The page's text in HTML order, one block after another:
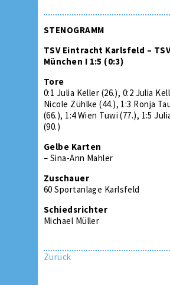
STENOGRAMM
TSV Eintracht Karlsfeld –
München I 1:5 (0:3)
Tore
0:1 Julia Keller (26.), 0:2 Julia
Nicole Zühlke (44.), 1:3 Ronja
(66.), 1:4 Wien Tuwi (77.), 1:5
(90.)
Gelbe Karten
– Sina-Ann Mahler
Zuschauer
60 Sportanlage Karlsfeld
Schiedsrichter
Michael Müller
Zurück